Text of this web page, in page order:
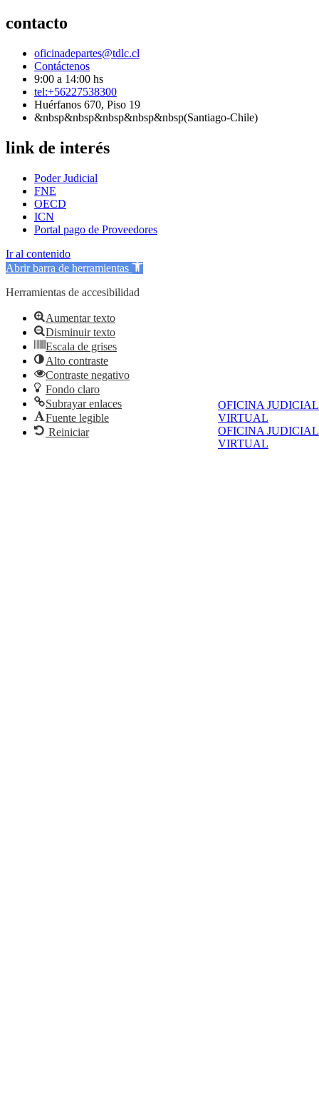
OFICINA JUDICIAL
VIRTUAL
OFICINA JUDICIAL
VIRTUAL
contacto
oficinadepartes@tdlc.cl
Contáctenos
9:00 a 14:00 hs
tel:+56227538300
Huérfanos 670, Piso 19
&nbsp&nbsp&nbsp&nbsp&nbsp(Santiago-Chile)
link de interés
Poder Judicial
FNE
OECD
ICN
Portal pago de Proveedores
Ir al contenido
Abrir barra de herramientas
Herramientas de accesibilidad
Aumentar texto
Disminuir texto
Escala de grises
Alto contraste
Contraste negativo
Fondo claro
Subrayar enlaces
Fuente legible
Reiniciar